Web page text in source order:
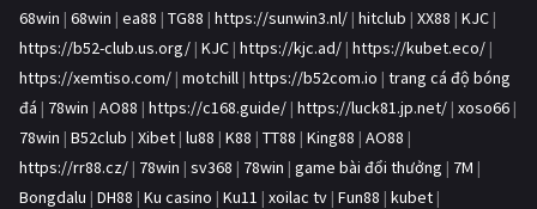
68win | 68win | ea88 | TG88 | https://sunwin3.nl/ | hitclub | XX88 | KJC |
https://b52-club.us.org/ | KJC | https://kjc.ad/ | https://kubet.eco/ |
https://xemtiso.com/ | motchill | https://b52com.io | trang cá độ bóng
đá | 78win | AO88 | https://c168.guide/ | https://luck81.jp.net/ | xoso66 |
78win | B52club | Xibet | lu88 | K88 | TT88 | King88 | AO88 |
https://rr88.cz/ | 78win | sv368 | 78win | game bài đổi thưởng | 7M |
Bongdalu | DH88 | Ku casino | Ku11 | xoilac tv | Fun88 | kubet |